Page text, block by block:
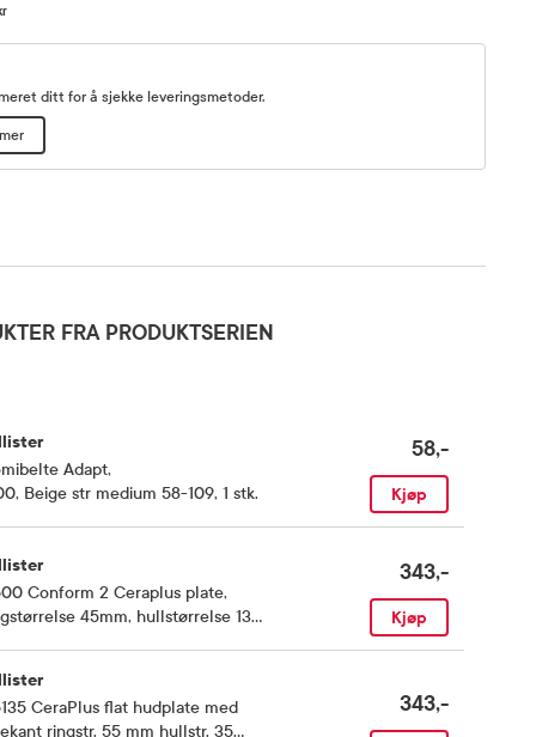
ditt for å sjekke leveringsmetoder.
FRA PRODUKTSERIEN
Adapt,
Beige str medium 58-109, 1 stk.
58,-
Kjøp
Conform 2 Ceraplus plate,
45mm, hullstørrelse 13-
343,-
Kjøp
CeraPlus flat hudplate med
ringstr. 55 mm hullstr. 35
343,-